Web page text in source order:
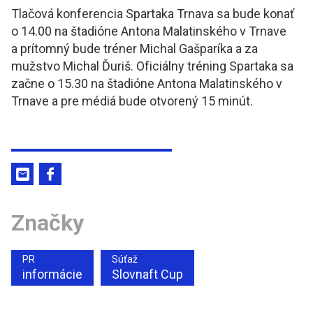
Tlačová konferencia Spartaka Trnava sa bude konať
o 14.00 na štadióne Antona Malatinského v Trnave
a prítomný bude tréner Michal Gašparíka a za
mužstvo Michal Ďuriš. Oficiálny tréning Spartaka sa
začne o 15.30 na štadióne Antona Malatinského v
Trnave a pre médiá bude otvorený 15 minút.
Značky
PR
informácie
Súťaž
Slovnaft Cup